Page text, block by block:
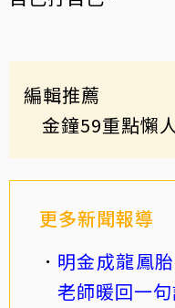
編輯推薦
金鐘59重點懶
更多新聞報導
明金成龍鳳
老師暖回一